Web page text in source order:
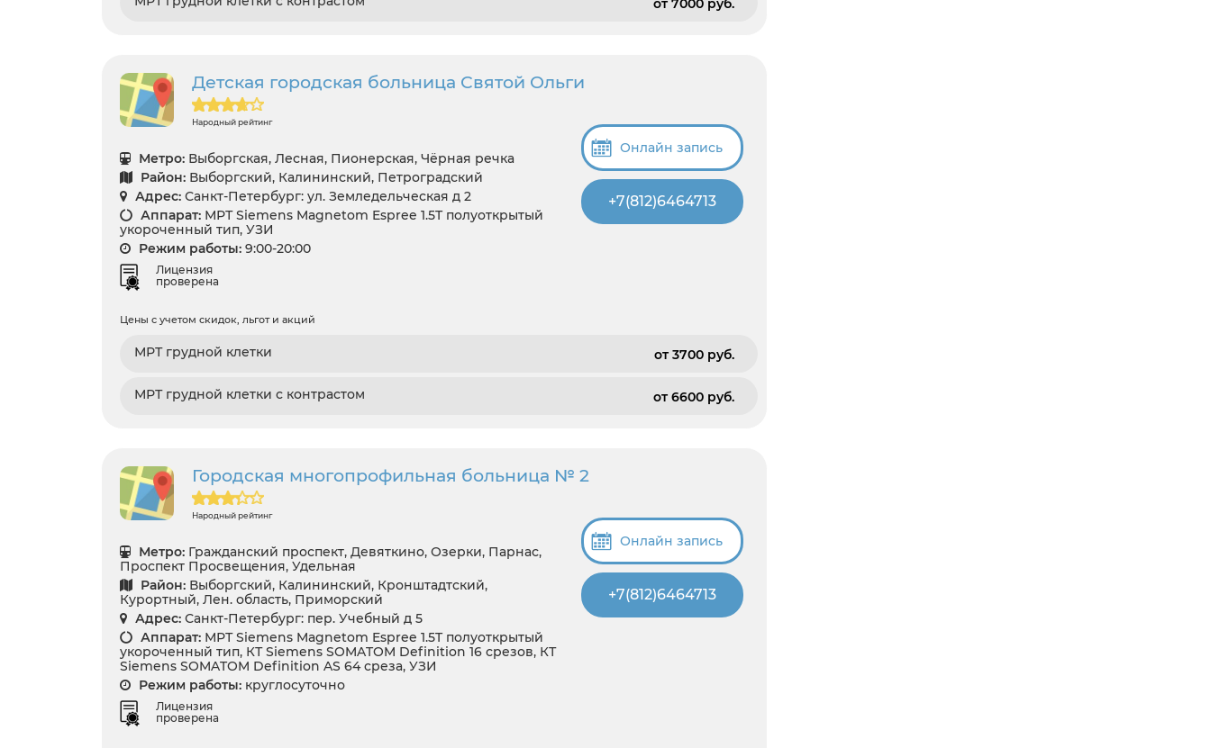
от 7000 pуб.
Детская городская больница Святой Ольги
Народный рейтинг
Метро: Выборгская, Лесная, Пионерская, Чёрная речка
Район: Выборгский, Калининский, Петроградский
Адрес: Санкт-Петербург: ул. Земледельческая д 2
Аппарат: МРТ Siemens Magnetom Espree 1.5T полуоткрытый
укороченный тип, УЗИ
Режим работы: 9:00-20:00
Лицензия
проверена
Онлайн запись
+7(812)6464713
Цены с учетом скидок, льгот и акций
МРТ грудной клетки от 3700 pуб.
МРТ грудной клетки с контрастом от 6600 pуб.
Городская многопрофильная больница № 2
Народный рейтинг
Метро: Гражданский проспект, Девяткино, Озерки, Парнас,
Проспект Просвещения, Удельная
Район: Выборгский, Калининский, Кронштадтский,
Курортный, Лен. область, Приморский
Адрес: Санкт-Петербург: пер. Учебный д 5
Аппарат: МРТ Siemens Magnetom Espree 1.5T полуоткрытый
укороченный тип, КТ Siemens SOMATOM Definition 16 срезов, КТ
Siemens SOMATOM Definition AS 64 среза, УЗИ
Режим работы: круглосуточно
Лицензия
проверена
Онлайн запись
+7(812)6464713